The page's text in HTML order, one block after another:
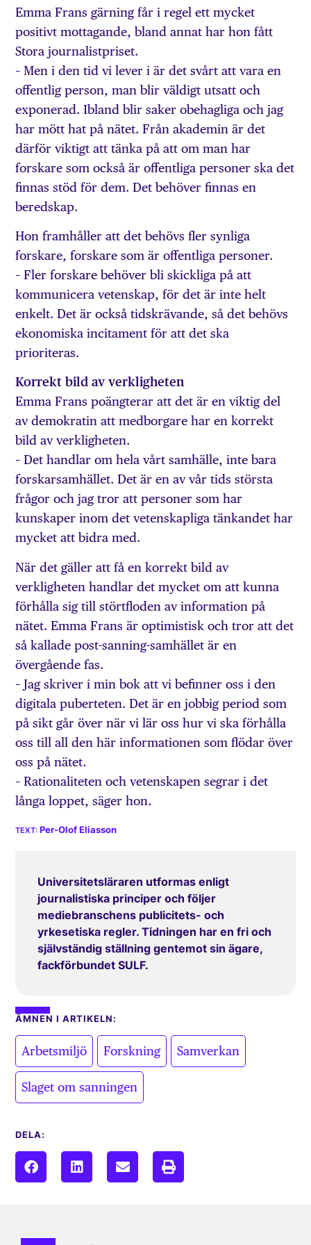
Emma Frans gärning får i regel ett mycket
positivt mottagande, bland annat har hon fått
Stora journalistpriset.
– Men i den tid vi lever i är det svårt att vara en
offentlig person, man blir väldigt utsatt och
exponerad. Ibland blir saker obehagliga och jag
har mött hat på nätet. Från akademin är det
därför viktigt att tänka på att om man har
forskare som också är offentliga personer ska det
finnas stöd för dem. Det behöver finnas en
beredskap.
Hon framhåller att det behövs fler synliga
forskare, forskare som är offentliga personer.
– Fler forskare behöver bli skickliga på att
kommunicera vetenskap, för det är inte helt
enkelt. Det är också tidskrävande, så det behövs
ekonomiska incitament för att det ska
prioriteras.
Korrekt bild av verkligheten
Emma Frans poängterar att det är en viktig del
av demokratin att medborgare har en korrekt
bild av verkligheten.
– Det handlar om hela vårt samhälle, inte bara
forskarsamhället. Det är en av vår tids största
frågor och jag tror att personer som har
kunskaper inom det vetenskapliga tänkandet har
mycket att bidra med.
När det gäller att få en korrekt bild av
verkligheten handlar det mycket om att kunna
förhålla sig till stört­floden av information på
nätet. Emma Frans är optimistisk och tror att det
så kallade post-sanning-samhället är en
övergående fas.
– Jag skriver i min bok att vi befinner oss i den
digitala puberteten. Det är en jobbig period som
på sikt går över när vi lär oss hur vi ska förhålla
oss till all den här informationen som flödar över
oss på nätet.
– Rationaliteten och vetenskapen segrar i det
långa loppet, säger hon.
Per-Olof Eliasson
Universitetsläraren utformas enligt
journalistiska principer och följer
mediebranschens publicitets- och
yrkesetiska regler. Tidningen har en fri och
självständig ställning gentemot sin ägare,
fackförbundet SULF.
ÄMNEN I ARTIKELN:
Arbetsmiljö Forskning Samverkan
Slaget om sanningen
DELA: